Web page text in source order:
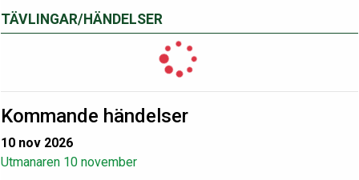
TÄVLINGAR/HÄNDELSER
Kommande händelser
10 nov 2026
Utmanaren 10 november